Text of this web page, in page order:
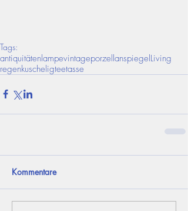
Tags:
antiquitätenlampevintageporzellanspiegelLiving
regenkuscheligteetasse
Kommentare